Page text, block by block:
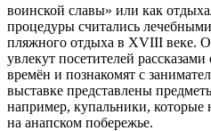
воинской славы» или как
процедуры считались
пляжного отдыха в XVIII веке.
увлекут посетителей
времён и познакомят с
выставке представлены
например, купальники,
на анапском побережье.